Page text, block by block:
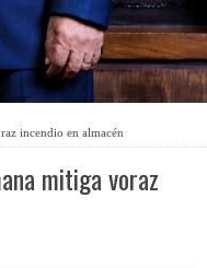
incendio en almacén
mitiga voraz